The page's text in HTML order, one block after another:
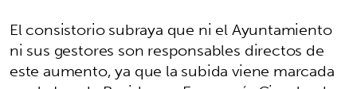
El consistorio subraya que ni el Ayuntamiento
ni sus gestores son responsables directos de
este aumento, ya que la subida viene marcada